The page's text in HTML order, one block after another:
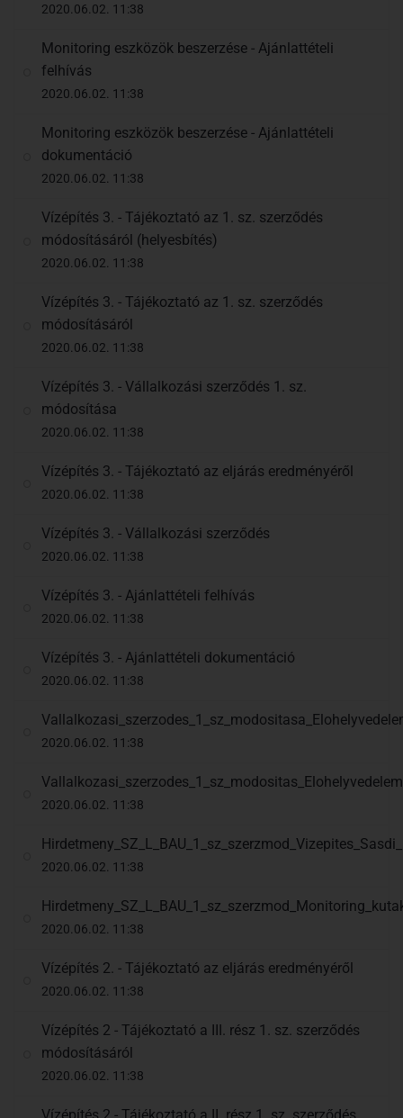
2020.06.02. 11:38
Monitoring eszközök beszerzése - Ajánlattételi
felhívás
2020.06.02. 11:38
Monitoring eszközök beszerzése - Ajánlattételi
dokumentáció
2020.06.02. 11:38
Vízépítés 3. - Tájékoztató az 1. sz. szerződés
módosításáról (helyesbítés)
2020.06.02. 11:38
Vízépítés 3. - Tájékoztató az 1. sz. szerződés
módosításáról
2020.06.02. 11:38
Vízépítés 3. - Vállalkozási szerződés 1. sz.
módosítása
2020.06.02. 11:38
Vízépítés 3. - Tájékoztató az eljárás eredményéről
2020.06.02. 11:38
Vízépítés 3. - Vállalkozási szerződés
2020.06.02. 11:38
Vízépítés 3. - Ajánlattételi felhívás
2020.06.02. 11:38
Vízépítés 3. - Ajánlattételi dokumentáció
2020.06.02. 11:38
2020.06.02. 11:38
2020.06.02. 11:38
2020.06.02. 11:38
2020.06.02. 11:38
Vízépítés 2. - Tájékoztató az eljárás eredményéről
2020.06.02. 11:38
Vízépítés 2 - Tájékoztató a III. rész 1. sz. szerződés
módosításáról
2020.06.02. 11:38